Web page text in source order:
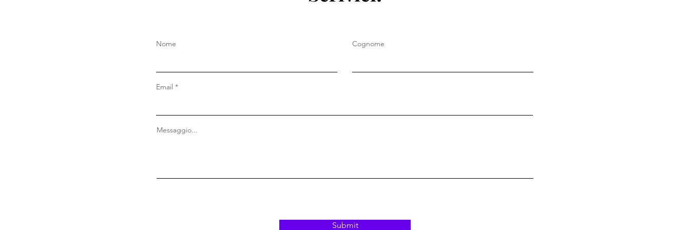
Nome Cognome
Email
Messaggio...
Submit